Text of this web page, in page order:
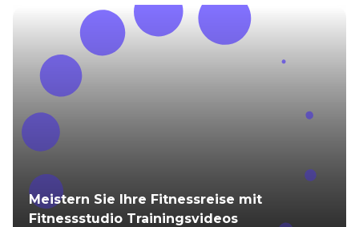
Meistern Sie Ihre Fitnessreise mit
Fitnessstudio Trainingsvideos